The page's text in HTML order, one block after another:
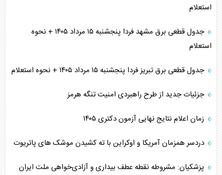
استعلام
جدول قطعی برق مشهد فردا پنجشنبه ۱۵ مرداد ۱۴۰۵ + نحوه
استعلام
جدول قطعی برق تبریز فردا پنجشنبه ۱۵ مرداد ۱۴۰۵ + نحوه استعلام
جزئیات جدید از طرح راهبردی امنیت تنگه هرمز
زمان اعلام نتایج نهایی آزمون دکتری ۱۴۰۵
دردسر همزمان آمریکا و اوکراین با ته کشیدن موشک های پاتریوت
پزشکیان: مشروطه نقطه عطف بیداری و آزادی‌خواهی ملت ایران